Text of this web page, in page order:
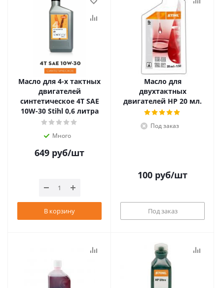
Масло для 4-х тактных
двигателей
синтетическое 4T SAE
10W-30 Stihl 0,6 литра
Много
649 руб/шт
В корзину
Масло для
двухтактных
двигателей HP 20 мл.
Под заказ
100 руб/шт
Под заказ